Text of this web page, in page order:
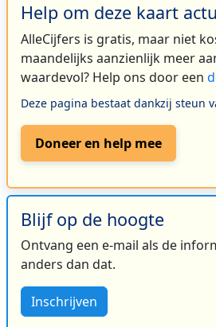
Help om deze kaart
AlleCijfers is gratis, maar niet
maandelijks aanzienlijk meer
waardevol? Help ons door een
Deze pagina bestaat dankzij steun
Doneer en help mee
Blijf op de hoogte
Ontvang een e-mail als de
anders dan dat.
Inschrijven